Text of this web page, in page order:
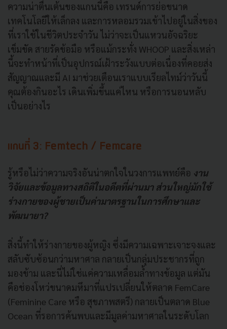
ความน่าตื่นเต้นของแกนนี้คือ เทรนด์การย่อขนาด
เทคโนโลยีให้เล็กลง และการหลอมรวมเข้าไปอยู่ในสิ่งของ
ที่เราใช้ในชีวิตประจำวัน ไม่ว่าจะเป็นแหวนอัจฉริยะ
เข็มขัด สายรัดข้อมือ หรือแม้กระทั่ง WHOOP และสิ่งเหล่า
นี้จะทำหน้าที่เป็นอุปกรณ์เฝ้าระวังแบบต่อเนื่องที่คอยส่ง
สัญญาณและมี AI มาช่วยเตือนเราแบบเรียลไทม์ว่าวันนี้
คุณต้องกินอะไร เดินเพิ่มขึ้นแค่ไหน หรือการนอนหลับ
เป็นอย่างไร
แกนที่ 3: Femtech / Femcare
รู้หรือไม่ว่าความจริงอันน่าตกใจในวงการแพทย์คือ งาน
วิจัยและข้อมูลทางสถิติในอดีตที่ผ่านมา ส่วนใหญ่มักใช้
ร่างกายของผู้ชายเป็นค่ามาตรฐานในการศึกษาและ
พัฒนายา?
สิ่งนี้ทำให้ร่างกายของผู้หญิง ซึ่งมีความเฉพาะเจาะจงและ
สลับซับซ้อนกว่ามหาศาล กลายเป็นกลุ่มประชากรที่ถูก
มองข้าม และนี่ไม่ใช่แค่ความเหลื่อมล้ำทางข้อมูล แต่มัน
คือช่องโหว่ขนาดมหึมาที่แปรเปลี่ยนให้ตลาด FemCare
(Feminine Care หรือ สุขภาพสตรี) กลายเป็นตลาด Blue
Ocean ที่รอการค้นพบและมีมูลค่ามหาศาลในระดับโลก